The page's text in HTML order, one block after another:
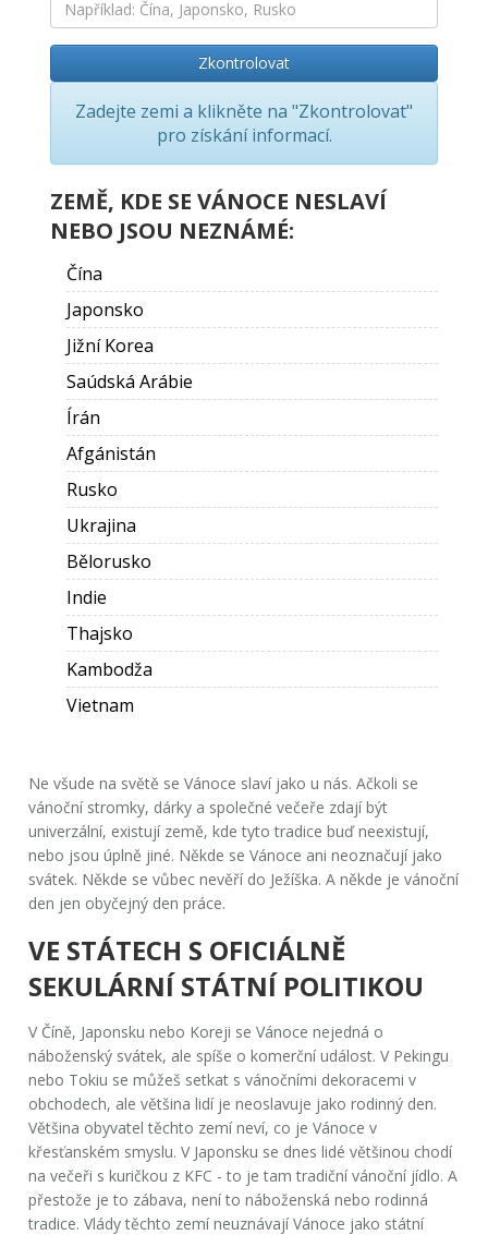
Zkontrolovat
Zadejte zemi a klikněte na "Zkontrolovat"
pro získání informací.
ZEMĚ, KDE SE VÁNOCE NESLAVÍ
NEBO JSOU NEZNÁMÉ:
Čína
Japonsko
Jižní Korea
Saúdská Arábie
Írán
Afgánistán
Rusko
Ukrajina
Bělorusko
Indie
Thajsko
Kambodža
Vietnam
Ne všude na světě se Vánoce slaví jako u nás. Ačkoli se
vánoční stromky, dárky a společné večeře zdají být
univerzální, existují země, kde tyto tradice buď neexistují,
nebo jsou úplně jiné. Někde se Vánoce ani neoznačují jako
svátek. Někde se vůbec nevěří do Ježíška. A někde je vánoční
den jen obyčejný den práce.
VE STÁTECH S OFICIÁLNĚ
SEKULÁRNÍ STÁTNÍ POLITIKOU
V Číně, Japonsku nebo Koreji se Vánoce nejedná o
náboženský svátek, ale spíše o komerční událost. V Pekingu
nebo Tokiu se můžeš setkat s vánočními dekoracemi v
obchodech, ale většina lidí je neoslavuje jako rodinný den.
Většina obyvatel těchto zemí neví, co je Vánoce v
křesťanském smyslu. V Japonsku se dnes lidé většinou chodí
na večeři s kuričkou z KFC - to je tam tradiční vánoční jídlo. A
přestože je to zábava, není to náboženská nebo rodinná
tradice. Vlády těchto zemí neuznávají Vánoce jako státní